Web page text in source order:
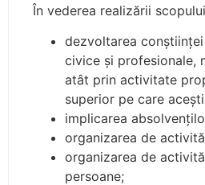
În vederea realizării
dezvoltarea
civice şi profesionale,
atât prin activitate
superior pe care
implicarea
organizarea de
organizarea de
persoane;